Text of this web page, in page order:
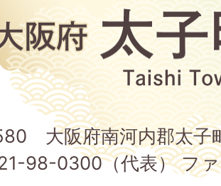
大阪府南河内郡太子
98-0300（代表） フ